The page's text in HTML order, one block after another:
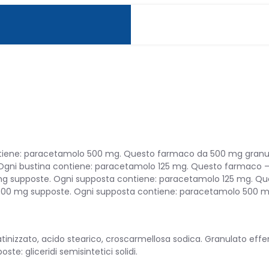
paracetamolo 500 mg. Questo farmaco da 500 mg
bustina contiene: paracetamolo 125 mg. Questo farmaco
supposte. Ogni supposta contiene: paracetamolo 125 mg.
mg supposte. Ogni supposta contiene: paracetamolo 500
acido stearico, croscarmellosa sodica. Granulato
gliceridi semisintetici solidi.